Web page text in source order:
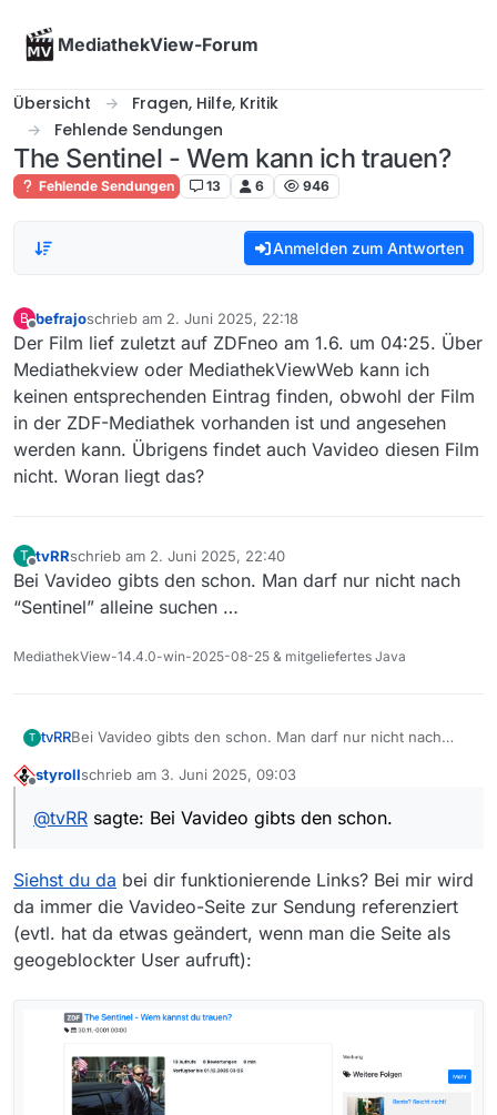
MediathekView-Forum
Übersicht
Fragen, Hilfe, Kritik
Fehlende Sendungen
The Sentinel - Wem kann ich trauen?
Fehlende Sendungen 13 6 946
Anmelden zum Antworten
B
Offline
befrajoschrieb am 2. Juni 2025, 22:18
zuletzt editiert von
Der Film lief zuletzt auf ZDFneo am 1.6. um 04:25. Über
Mediathekview oder MediathekViewWeb kann ich
keinen entsprechenden Eintrag finden, obwohl der Film
in der ZDF-Mediathek vorhanden ist und angesehen
werden kann. Übrigens findet auch Vavideo diesen Film
nicht. Woran liegt das?
T
Offline
tvRRschrieb am 2. Juni 2025, 22:40
zuletzt editiert von
Bei Vavideo gibts den schon. Man darf nur nicht nach
“Sentinel” alleine suchen …
MediathekView-14.4.0-win-2025-08-25 & mitgeliefertes Java
T tvRRBei Vavideo gibts den schon. Man darf nur nicht nach
styrollschrieb am 3. Juni 2025, 09:03
zuletzt editiert von
@tvRR sagte: Bei Vavideo gibts den schon.
Siehst du da bei dir funktionierende Links? Bei mir wird
da immer die Vavideo-Seite zur Sendung referenziert
(evtl. hat da etwas geändert, wenn man die Seite als
geogeblockter User aufruft):